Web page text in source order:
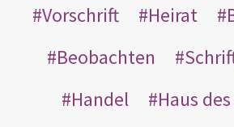
Vorschrift
Heirat
Beobachten
Handel
Haus